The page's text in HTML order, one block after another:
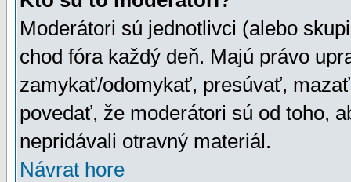
Moderátori sú jednotlivci (alebo
chod fóra každý deň. Majú právo
zamykať/odomykať, presúvať,
povedať, že moderátori sú od toho,
nepridávali otravný materiál.
Návrat hore